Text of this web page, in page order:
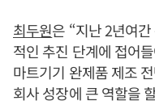
최두원은 “지난 2년여
적인 추진 단계에 접어
마트기기 완제품 제조
회사 성장에 큰 역할을